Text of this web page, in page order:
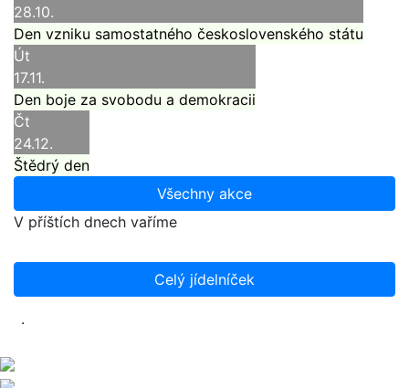
28.10.
Den vzniku samostatného československého státu
Út
17.11.
Den boje za svobodu a demokracii
Čt
24.12.
Štědrý den
Všechny akce
V příštích dnech vaříme
Celý jídelníček
.